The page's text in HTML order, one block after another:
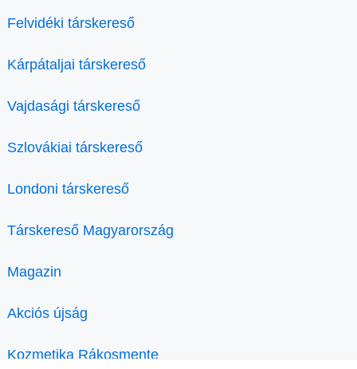
Felvidéki társkereső
Kárpátaljai társkereső
Vajdasági társkereső
Szlovákiai társkereső
Londoni társkereső
Társkereső Magyarország
Magazin
Akciós újság
Kozmetika Rákosmente